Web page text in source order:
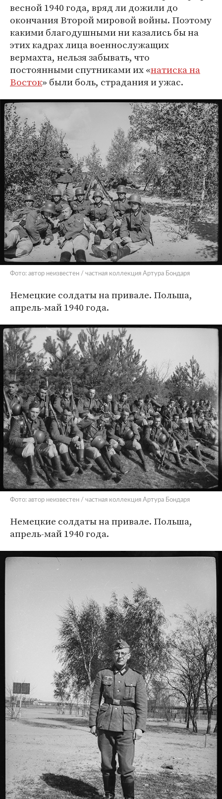
весной 1940 года, вряд ли дожили до
окончания Второй мировой войны. Поэтому
какими благодушными ни казались бы на
этих кадрах лица военнослужащих
вермахта, нельзя забывать, что
постоянными спутниками их «натиска на
Восток» были боль, страдания и ужас.
Фото: автор неизвестен / частная коллекция Артура Бондаря
Немецкие солдаты на привале. Польша,
апрель-май 1940 года.
Фото: автор неизвестен / частная коллекция Артура Бондаря
Немецкие солдаты на привале. Польша,
апрель-май 1940 года.